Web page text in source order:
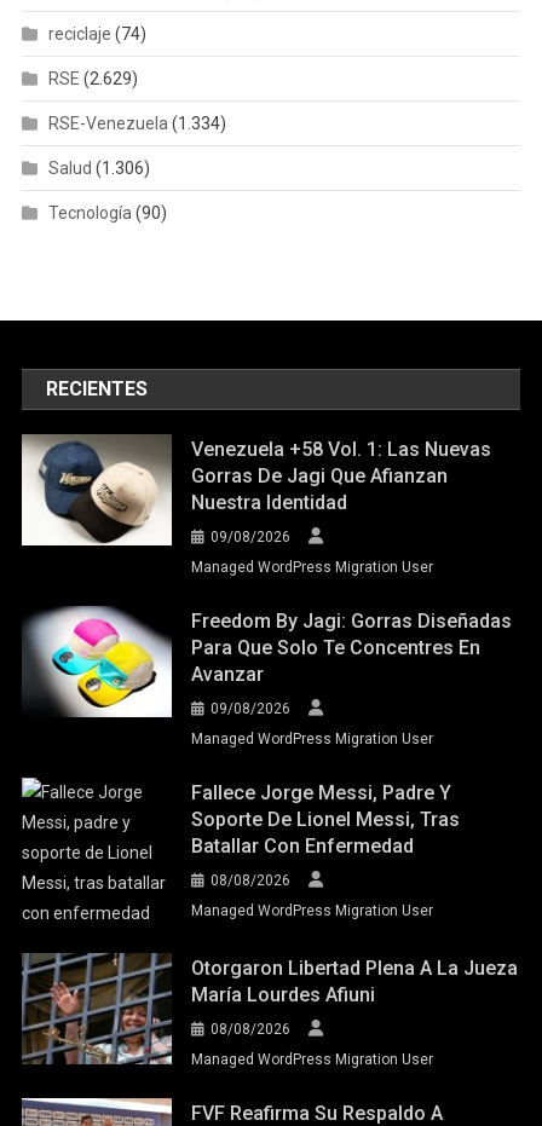
reciclaje (74)
RSE (2.629)
RSE-Venezuela (1.334)
Salud (1.306)
Tecnología (90)
RECIENTES
Venezuela +58 Vol. 1: Las Nuevas
Gorras De Jagi Que Afianzan
Nuestra Identidad
09/08/2026
Managed WordPress Migration User
Freedom By Jagi: Gorras Diseñadas
Para Que Solo Te Concentres En
Avanzar
09/08/2026
Managed WordPress Migration User
Fallece Jorge Messi, Padre Y
Soporte De Lionel Messi, Tras
Batallar Con Enfermedad
08/08/2026
Managed WordPress Migration User
Otorgaron Libertad Plena A La Jueza
María Lourdes Afiuni
08/08/2026
Managed WordPress Migration User
FVF Reafirma Su Respaldo A